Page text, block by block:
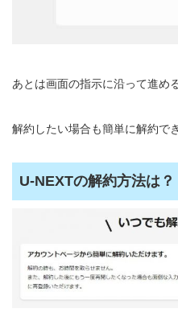
あとは画面の指示に沿って進め
解約したい場合も簡単に解約で
U-NEXTの解約方法は？